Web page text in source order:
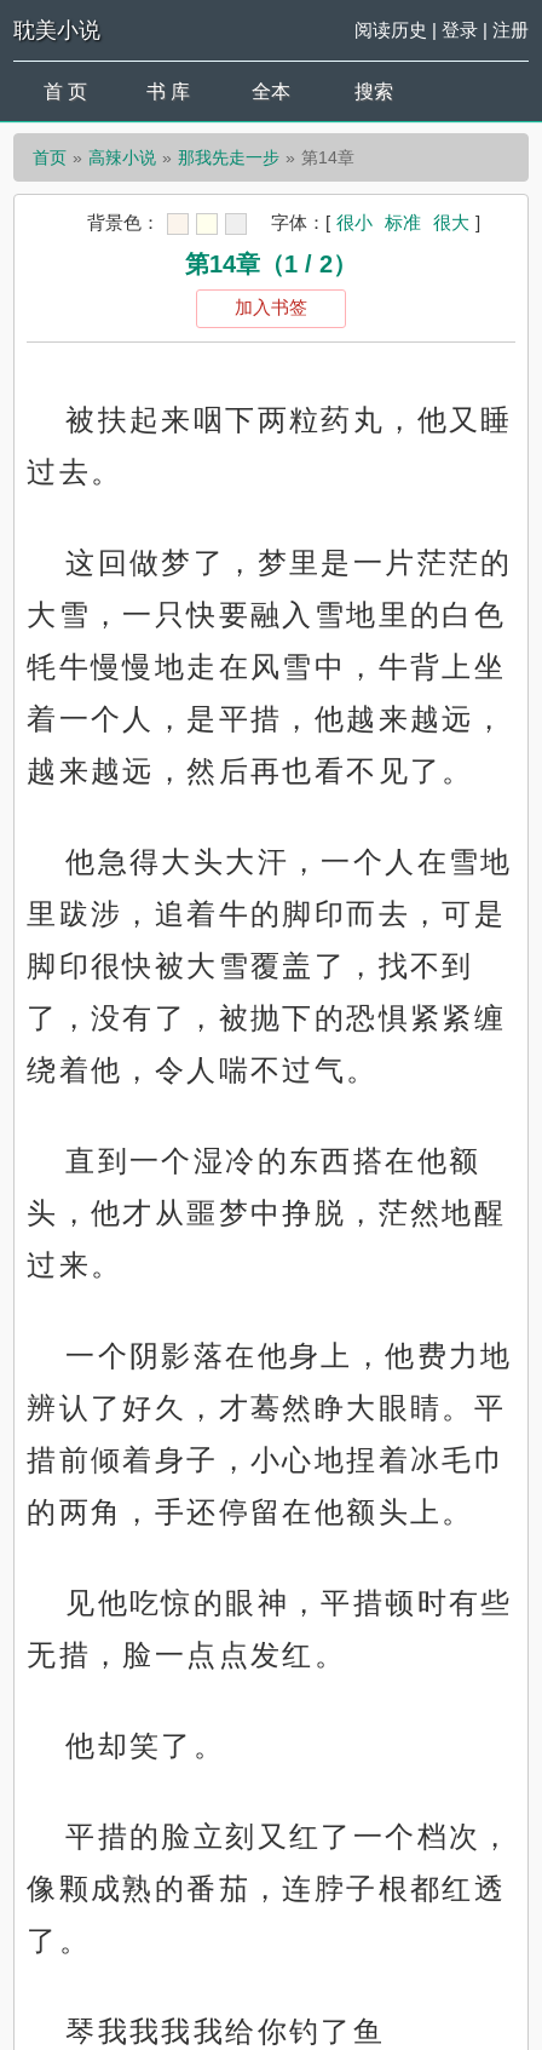
耽美小说 阅读历史 | 登录| 注册
首 页 书 库 全本 搜索
首页 高辣小说 那我先走一步 第14章
背景色： 字体： [ 很小 标准 很大 ]
第14章（1 / 2）
加入书签
被扶起来咽下两粒药丸，他又睡
过去。
这回做梦了，梦里是一片茫茫的
大雪，一只快要融入雪地里的白色
牦牛慢慢地走在风雪中，牛背上坐
着一个人，是平措，他越来越远，
越来越远，然后再也看不见了。
他急得大头大汗，一个人在雪地
里跋涉，追着牛的脚印而去，可是
脚印很快被大雪覆盖了，找不到
了，没有了，被抛下的恐惧紧紧缠
绕着他，令人喘不过气。
直到一个湿冷的东西搭在他额
头，他才从噩梦中挣脱，茫然地醒
过来。
一个阴影落在他身上，他费力地
辨认了好久，才蓦然睁大眼睛。平
措前倾着身子，小心地捏着冰毛巾
的两角，手还停留在他额头上。
见他吃惊的眼神，平措顿时有些
无措，脸一点点发红。
他却笑了。
平措的脸立刻又红了一个档次，
像颗成熟的番茄，连脖子根都红透
了。
琴我我我我给你钓了鱼